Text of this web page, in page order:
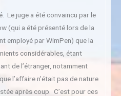
Le juge a été convaincu par le
(qui a été présenté lors de la
employé par WimPen) que la
considérables, étant
de l’étranger, notamment
l’affaire n’était pas de nature
après coup. C’est pour ces